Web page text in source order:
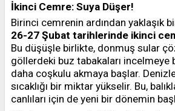
İkinci Cemre: Suya Düşer!
Birinci cemrenin ardından yaklaşık
26-27 Şubat tarihlerinde ikinci
Bu düşüşle birlikte, donmuş sular
göllerdeki buz tabakaları incelmeye
daha coşkulu akmaya başlar.
sıcaklığı bir miktar yükselir. Bu,
canlıları için de yeni bir dönemin